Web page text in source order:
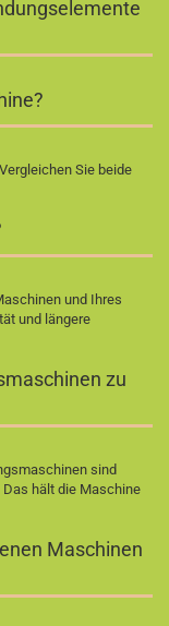
Sie beide
und Ihres
und längere
zu
sind
hält die Maschine
Maschinen